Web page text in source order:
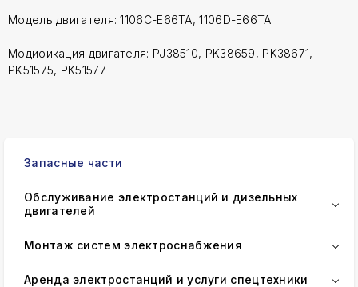
Запасные части
Обслуживание электростанций и дизельных
двигателей
Монтаж систем электроснабжения
Аренда электростанций и услуги спецтехники
Модель двигателя: 1106C-E66TA, 1106D-E66TA
Модификация двигателя: PJ38510, PK38659, PK38671,
PK51575, PK51577